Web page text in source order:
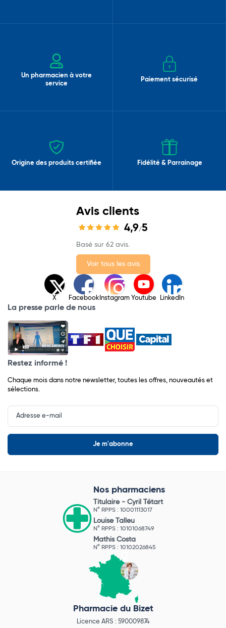
Un pharmacien à votre
service
Paiement sécurisé
Origine des produits certifiée Fidélité & Parrainage
Avis clients
4,9/5
Basé sur 62 avis.
Voir tous les avis
X Facebook Instagram Youtube LinkedIn
La presse parle de nous
Restez informé !
Chaque mois dans notre newsletter, toutes les offres, nouveautés et
sélections.
Input
Newsletter
Nos pharmaciens
Titulaire - Cyril Tétart
N° RPPS : 10001113017
Louise Talleu
N° RPPS : 10101068749
Mathis Costa
N° RPPS : 10102026845
Pharmacie du Bizet
Licence ARS : 590009874